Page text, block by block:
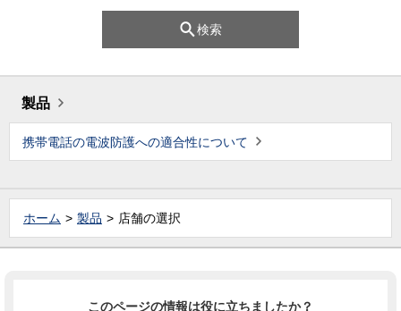
検索
製品
携帯電話の電波防護への適合性について
ホーム 製品 店舗の選択
このページの情報は役に立ちましたか？